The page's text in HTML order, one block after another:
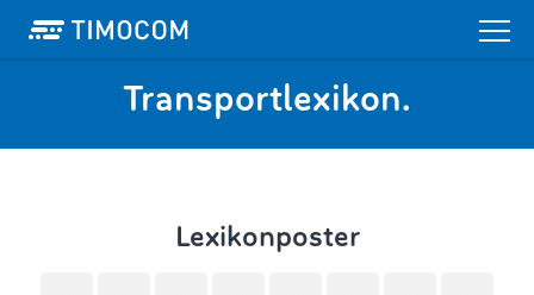
Transportlexikon.
Lexikonposter